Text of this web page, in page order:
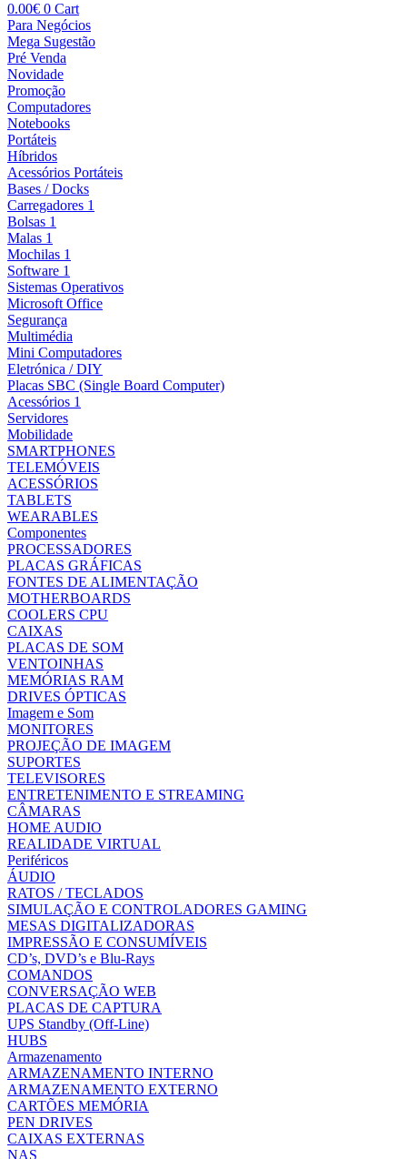
0.00€ 0 Cart
Para Negócios
Mega Sugestão
Pré Venda
Novidade
Promoção
Computadores
Notebooks
Portáteis
Híbridos
Acessórios Portáteis
Bases / Docks
Carregadores 1
Bolsas 1
Malas 1
Mochilas 1
Software 1
Sistemas Operativos
Microsoft Office
Segurança
Multimédia
Mini Computadores
Eletrónica / DIY
Placas SBC (Single Board Computer)
Acessórios 1
Servidores
Mobilidade
SMARTPHONES
TELEMÓVEIS
ACESSÓRIOS
TABLETS
WEARABLES
Componentes
PROCESSADORES
PLACAS GRÁFICAS
FONTES DE ALIMENTAÇÃO
MOTHERBOARDS
COOLERS CPU
CAIXAS
PLACAS DE SOM
VENTOINHAS
MEMÓRIAS RAM
DRIVES ÓPTICAS
Imagem e Som
MONITORES
PROJEÇÃO DE IMAGEM
SUPORTES
TELEVISORES
ENTRETENIMENTO E STREAMING
CÂMARAS
HOME AUDIO
REALIDADE VIRTUAL
Periféricos
ÁUDIO
RATOS / TECLADOS
SIMULAÇÃO E CONTROLADORES GAMING
MESAS DIGITALIZADORAS
IMPRESSÃO E CONSUMÍVEIS
CD’s, DVD’s e Blu-Rays
COMANDOS
CONVERSAÇÃO WEB
PLACAS DE CAPTURA
UPS Standby (Off-Line)
HUBS
Armazenamento
ARMAZENAMENTO INTERNO
ARMAZENAMENTO EXTERNO
CARTÕES MEMÓRIA
PEN DRIVES
CAIXAS EXTERNAS
NAS